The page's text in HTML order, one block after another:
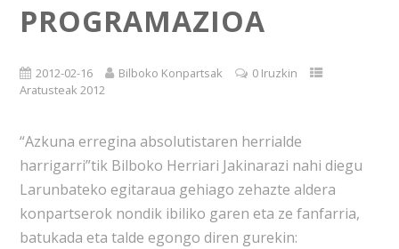
PROGRAMAZI​OA
2012-02-16 Bilboko Konpartsak
0 Iruzkin
Aratusteak 2012
“Azkuna erregina absolutistaren herrialde
harrigarri”tik Bilboko Herriari Jakinarazi nahi diegu
Larunbateko egitaraua gehiago zehazte aldera
konpartserok nondik ibiliko garen eta ze fanfarria,
batukada eta talde egongo diren gurekin: